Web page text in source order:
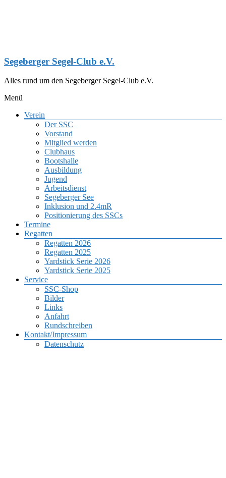
Segeberger Segel-Club e.V.
Alles rund um den Segeberger Segel-Club e.V.
Menü
Verein
Der SSC
Vorstand
Mitglied werden
Clubhaus
Bootshalle
Ausbildung
Jugend
Arbeitsdienst
Segeberger See
Inklusion und 2.4mR
Positionierung des SSCs
Termine
Regatten
Regatten 2026
Regatten 2025
Yardstick Serie 2026
Yardstick Serie 2025
Service
SSC-Shop
Bilder
Links
Anfahrt
Rundschreiben
Kontakt/Impressum
Datenschutz